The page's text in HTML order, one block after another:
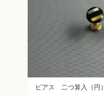
ピアス 二つ算入（円）